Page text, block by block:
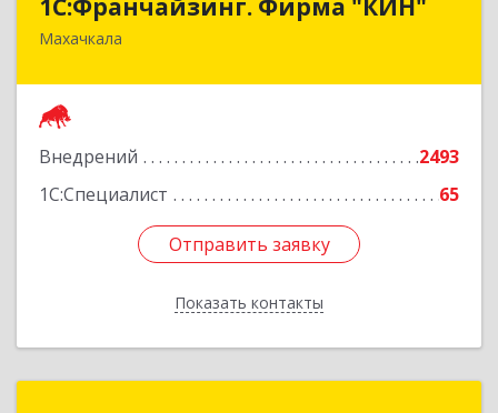
Махачкала
Внедрений
2493
1С:Специалист
65
Отправить заявку
Показать контакты
367030, Дагестан Респ, Махачкала г, И.Казака
Отправить заявку
Назад